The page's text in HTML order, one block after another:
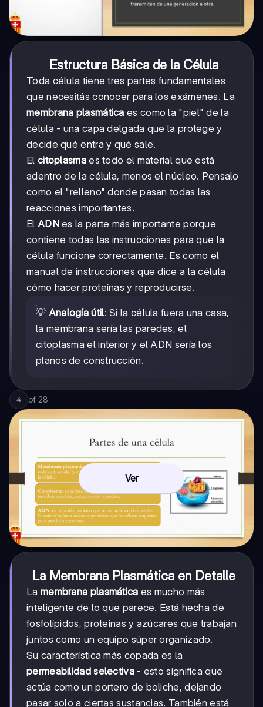
Estructura Básica de la Célula
Toda célula tiene tres partes fundamentales
que necesitás conocer para los exámenes. La
membrana plasmática es como la "piel" de la
célula - una capa delgada que la protege y
decide qué entra y qué sale.
El citoplasmaes todo el material que está
adentro de la célula, menos el núcleo. Pensalo
como el "relleno" donde pasan todas las
reacciones importantes.
El ADNes la parte más importante porque
contiene todas las instrucciones para que la
célula funcione correctamente. Es como el
manual de instrucciones que dice a la célula
cómo hacer proteínas y reproducirse.
💡 Analogía útil: Si la célula fuera una casa,
la membrana sería las paredes, el
citoplasma el interior y el ADN sería los
planos de construcción.
4 of 28
Ver
La Membrana Plasmática en Detalle
La membrana plasmática es mucho más
inteligente de lo que parece. Está hecha de
fosfolípidos, proteínas y azúcares que trabajan
juntos como un equipo súper organizado.
Su característica más copada es la
permeabilidad selectiva- esto significa que
actúa como un portero de boliche, dejando
pasar solo a ciertas sustancias. También está